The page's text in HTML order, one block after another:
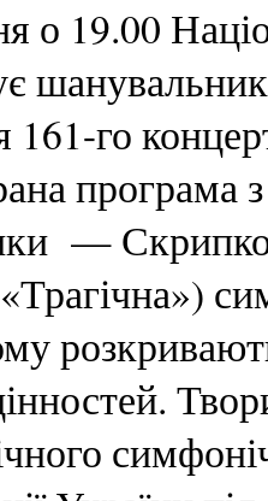
о 19.00
161-го
програма
—